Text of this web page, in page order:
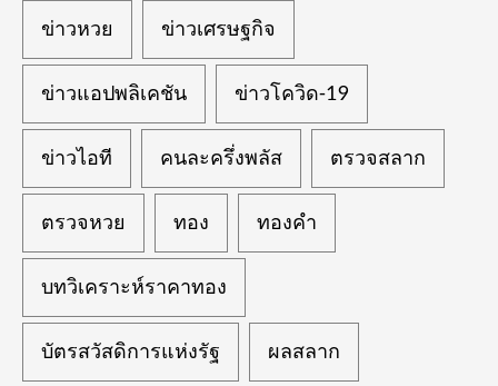
ข่าวหวย ข่าวเศรษฐกิจ
ข่าวแอปพลิเคชัน ข่าวโควิด-19
ข่าวไอที คนละครึ่งพลัส ตรวจสลาก
ตรวจหวย ทอง ทองคำ
บทวิเคราะห์ราคาทอง
บัตรสวัสดิการแห่งรัฐ ผลสลาก